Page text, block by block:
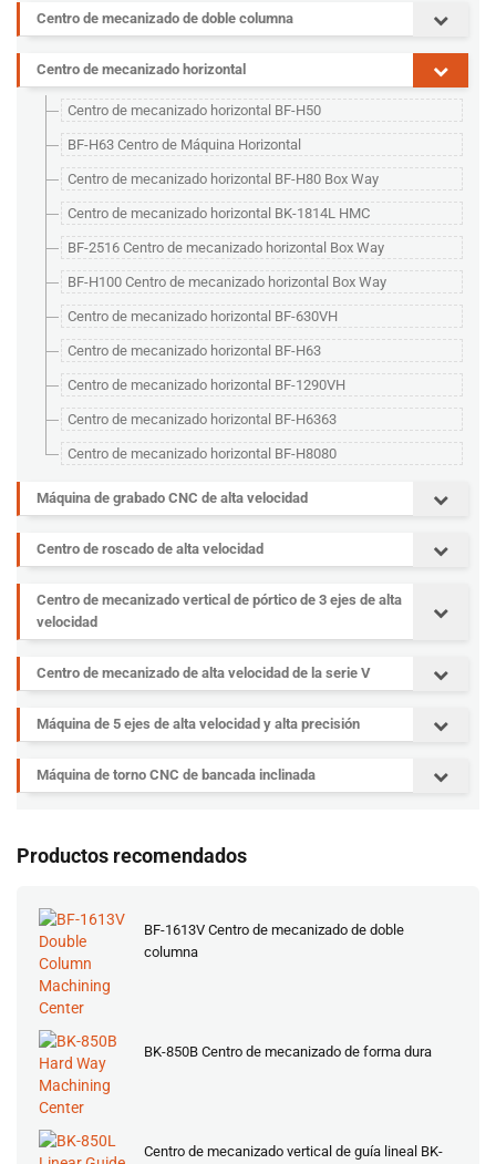
Centro de mecanizado de doble columna
Centro de mecanizado horizontal
Centro de mecanizado horizontal BF-H50
BF-H63 Centro de Máquina Horizontal
Centro de mecanizado horizontal BF-H80 Box Way
Centro de mecanizado horizontal BK-1814L HMC
BF-2516 Centro de mecanizado horizontal Box Way
BF-H100 Centro de mecanizado horizontal Box Way
Centro de mecanizado horizontal BF-630VH
Centro de mecanizado horizontal BF-H63
Centro de mecanizado horizontal BF-1290VH
Centro de mecanizado horizontal BF-H6363
Centro de mecanizado horizontal BF-H8080
Máquina de grabado CNC de alta velocidad
Centro de roscado de alta velocidad
Centro de mecanizado vertical de pórtico de 3 ejes de alta
velocidad
Centro de mecanizado de alta velocidad de la serie V
Máquina de 5 ejes de alta velocidad y alta precisión
Máquina de torno CNC de bancada inclinada
Productos recomendados
BF-1613V Centro de mecanizado de doble
columna
BK-850B Centro de mecanizado de forma dura
Centro de mecanizado vertical de guía lineal BK-